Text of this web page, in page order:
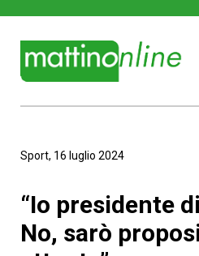
Sport, 16 luglio 2024
“Io presidente
No, sarò